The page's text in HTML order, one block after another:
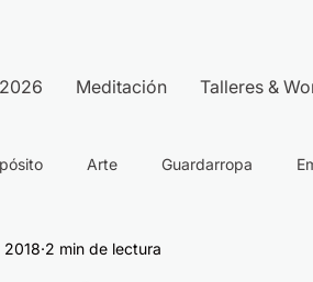
Meditación Talleres &
Arte Guardarropa
2018 2 min de lectura